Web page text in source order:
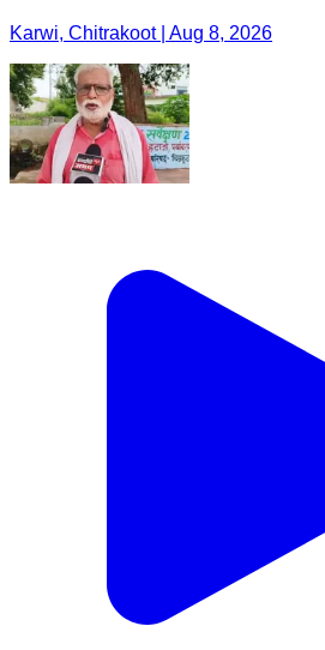
Karwi, Chitrakoot | Aug 8, 2026